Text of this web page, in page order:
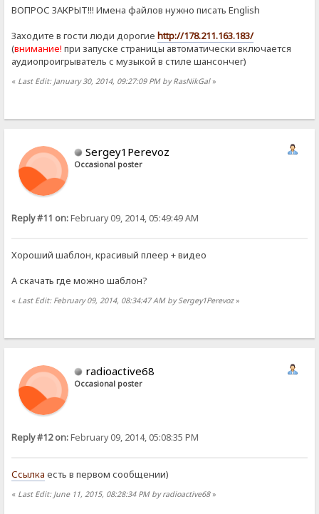
ВОПРОС ЗАКРЫТ!!! Имена файлов нужно писать English
Заходите в гости люди дорогиеhttp://178.211.163.183/
(внимание! при запуске страницы автоматически включается
аудиопроигрыватель с музыкой в стиле шансончег)
« Last Edit: January 30, 2014, 09:27:09 PM by RasNikGal»
Sergey1Perevoz
Occasional poster
Reply #11 on:February 09, 2014, 05:49:49 AM
Хороший шаблон, красивый плеер + видео
А скачать где можно шаблон?
« Last Edit: February 09, 2014, 08:34:47 AM by Sergey1Perevoz»
radioactive68
Occasional poster
Reply #12 on:February 09, 2014, 05:08:35 PM
Ссылка есть в первом сообщении)
« Last Edit: June 11, 2015, 08:28:34 PM by radioactive68»